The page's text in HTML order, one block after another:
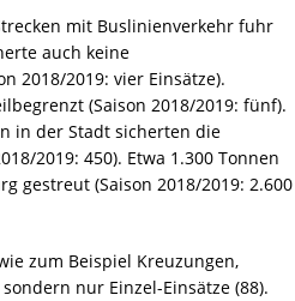
mit Buslinienverkehr fuhr
auch keine
2018/2019: vier Einsätze).
(Saison 2018/2019: fünf).
in der Stadt sicherten die
2019: 450). Etwa 1.300 Tonnen
gestreut (Saison 2018/2019: 2.600
zum Beispiel Kreuzungen,
nur Einzel-Einsätze (88).